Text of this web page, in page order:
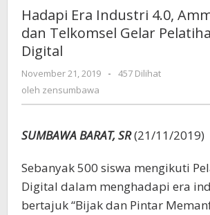
4.0,
Amman
Telkomsel
Pelatihan
Digital
Hadapi Era Industri 4.0,
dan Telkomsel Gelar
Digital
November 21, 2019
oleh
-
457 Dilihat
oleh zensumbawa
SUMBAWA BARAT, SR(21/11/2019)
Sebanyak 500 siswa mengikuti
Digital dalam menghadapi era
bertajuk “Bijak dan Pintar